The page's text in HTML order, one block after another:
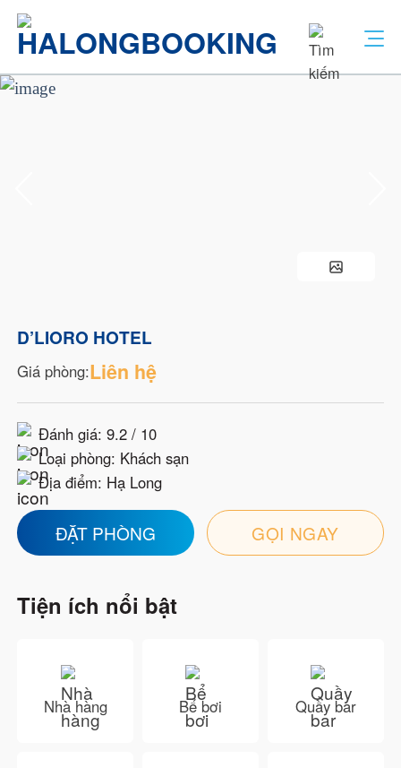
Bỏ
qua
dung
Đánh giá: 9.2 / 10
Loại phòng: Khách sạn
Địa điểm: Hạ Long
D’LIORO HOTEL
Giá phòng:Liên hệ
ĐẶT PHÒNG GỌI NGAY
Tiện ích nổi bật
Nhà hàng Bể bơi Quầy bar